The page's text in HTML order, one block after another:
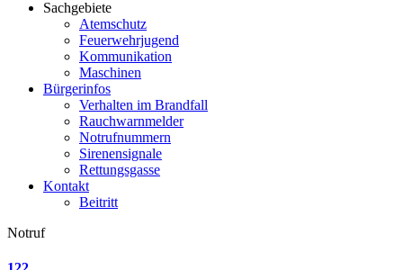
Sachgebiete
Atemschutz
Feuerwehrjugend
Kommunikation
Maschinen
Bürgerinfos
Verhalten im Brandfall
Rauchwarnmelder
Notrufnummern
Sirenensignale
Rettungsgasse
Kontakt
Beitritt
Notruf